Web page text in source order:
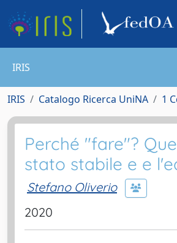
IRIS
IRIS Catalogo Ricerca UniNA 1
Perché "fare"?
stato stabile e e
Stefano Oliverio
2020